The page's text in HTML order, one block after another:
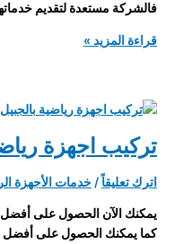
فالشركة مستعدة لتقديم
تركيب
بالرياض
قراءة المزيد »
تركيب اجهزة
اترك تعليقاً /خدمات الأجهزة
يمكنك الآن الحصول على أفضل
كما يمكنك الحصول على أفضل